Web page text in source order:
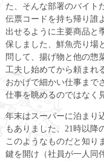
た、そんな部署のバイト
伝票コードを持ち帰り誰
出せるように主要商品と
保しました、鮮魚売り場
問して、揚げ物と他の惣
工夫し始めてから頼まれ
おかげで細かい仕事まで
仕事を眺めるのではなく
年末はスーパーに泊まり
もありました、21時以降
このようなものだと知り
鍵を開け（社員が一人同